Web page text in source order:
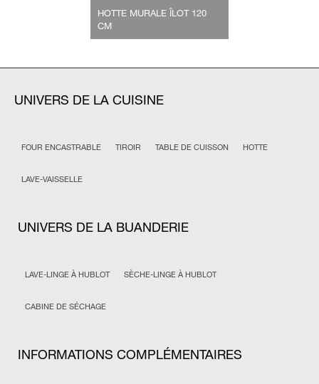
HOTTE MURALE ÎLOT 120
CM
UNIVERS DE LA CUISINE
FOUR ENCASTRABLE TIROIR TABLE DE CUISSON HOTTE
LAVE-VAISSELLE
UNIVERS DE LA BUANDERIE
LAVE-LINGE À HUBLOT SÈCHE-LINGE À HUBLOT
CABINE DE SÉCHAGE
INFORMATIONS COMPLÉMENTAIRES